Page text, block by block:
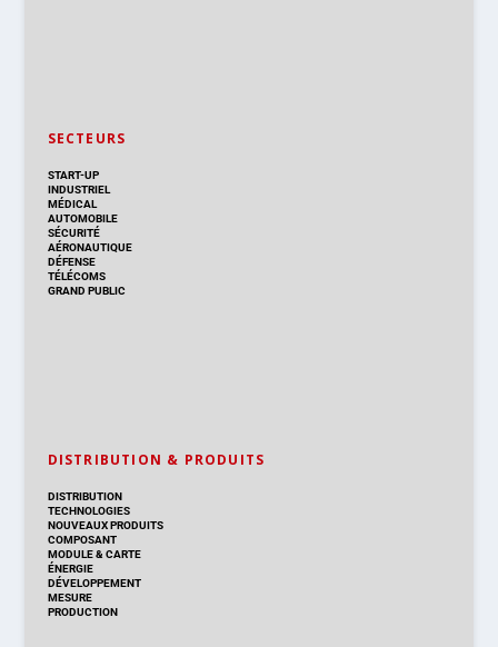
SECTEURS
START-UP
INDUSTRIEL
MÉDICAL
AUTOMOBILE
SÉCURITÉ
AÉRONAUTIQUE
DÉFENSE
TÉLÉCOMS
GRAND PUBLIC
DISTRIBUTION & PRODUITS
DISTRIBUTION
TECHNOLOGIES
NOUVEAUX PRODUITS
COMPOSANT
MODULE & CARTE
ÉNERGIE
DÉVELOPPEMENT
MESURE
PRODUCTION